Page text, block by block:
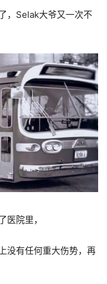
，Selak大爷又一次不
院里，
没有任何重大伤势，再